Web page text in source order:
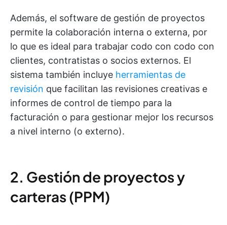
Además, el software de gestión de proyectos
permite la colaboración interna o externa, por
lo que es ideal para trabajar codo con codo con
clientes, contratistas o socios externos. El
sistema también incluye herramientas de
revisión que facilitan las revisiones creativas e
informes de control de tiempo para la
facturación o para gestionar mejor los recursos
a nivel interno (o externo).
2. Gestión de proyectos y
carteras (PPM)